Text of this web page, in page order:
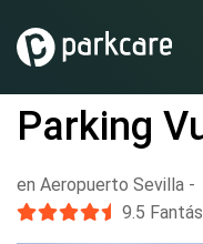
Parking
en Aeropuerto Sevilla -
9.5